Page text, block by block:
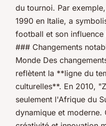
du tournoi. Par
1990 en Italie, a
football et son influence
### Changements
Monde Des
reflètent la **ligne du
culturelles**. En 2010,
seulement l'Afrique du
dynamique et